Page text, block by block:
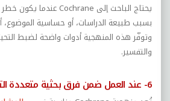
يحتاج الباحث إلى Cochrane عندما يكون خطر
بسبب طبيعة الدراسات، أو حساسية الموضوع، أو
وتوفّر هذه المنهجية أدوات واضحة لضبط التحيز
والتفسير.
6- عند العمل ضمن فرق بحثية متعددة التخصصات